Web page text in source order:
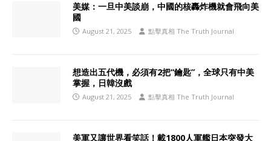
美媒：一旦中美談崩，中國的核轟炸機就會飛向美
國
August 21, 2025 點擊真相 The Truth Journal
想造出五代機，必須有2把“鑰匙”，全球只有中美
掌握，日韓沒戲
August 21, 2025 點擊真相 The Truth Journal
美軍又讓世界看笑話！載1800人軍艦日本突發大